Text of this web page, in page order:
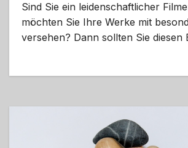
Sind Sie ein leidenschaftlicher
möchten Sie Ihre Werke mit
versehen? Dann sollten Sie diesen